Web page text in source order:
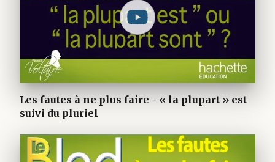
Les fautes à ne plus faire - « la plupart » est
suivi du pluriel